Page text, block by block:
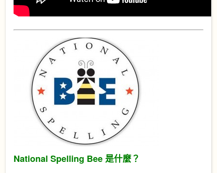
National Spelling Bee 是什麼？